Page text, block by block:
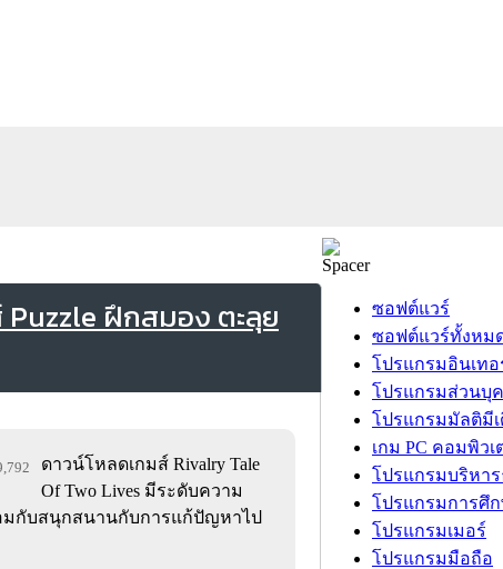
Puzzle ฝึกสมอง ตะลุย
ดาวน์โหลดเกมส์ Rivalry Tale
Of Two Lives มีระดับความ
มกับสนุกสนานกับการแก้ปัญหาไป
ซอฟต์แวร์
ซอฟต์แวร์ทั้งหม
โปรแกรมอินเทอ
โปรแกรมส่วนบุ
โปรแกรมมัลติมีเ
เกม PC คอมพิวเ
โปรแกรมบริหา
โปรแกรมการศึ
โปรแกรมเมอร์
โปรแกรมมือถือ